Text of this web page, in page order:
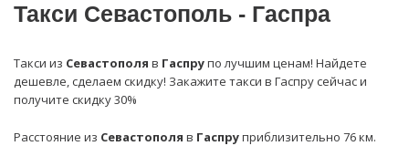
Такси Севастополь - Гаспра
Такси из Севастополя в Гаспрупо лучшим ценам! Найдете
дешевле, сделаем скидку! Закажите такси в Гаспру сейчас и
получите скидку 30%
Расстояние из Севастополя в Гаспруприблизительно 76 км.